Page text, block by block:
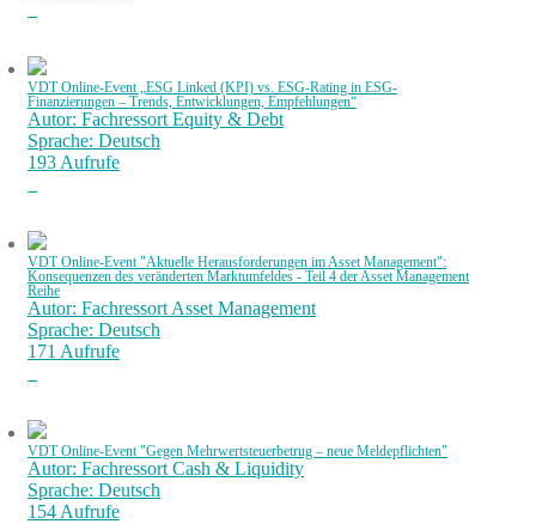
VDT Online-Event „ESG Linked (KPI) vs. ESG-Rating in ESG-
Finanzierungen – Trends, Entwicklungen, Empfehlungen“
Autor: Fachressort Equity & Debt
Sprache: Deutsch
193 Aufrufe
VDT Online-Event "Aktuelle Herausforderungen im Asset Management":
Konsequenzen des veränderten Marktumfeldes - Teil 4 der Asset Management
Reihe
Autor: Fachressort Asset Management
Sprache: Deutsch
171 Aufrufe
VDT Online-Event "Gegen Mehrwertsteuerbetrug – neue Meldepflichten"
Autor: Fachressort Cash & Liquidity
Sprache: Deutsch
154 Aufrufe